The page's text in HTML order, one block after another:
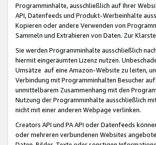
Programminhalte, ausschließlich auf Ihrer
API, Datenfeeds und Produkt-Werbeinhalte
Kopieren oder andere Verwenden von
Sammeln und Extrahieren von Daten. Zur
Sie werden Programminhalte ausschließlich
hiermit eingeräumten Lizenz nutzen.
Umsätze auf eine Amazon-Website zu leiten,
Verbindung mit Programminhalten Besucher
unmittelbarem Zusammenhang mit den
Nutzung der Programminhalte ausschließlich
nicht mit einer anderen Webpage verlinken.
Creators API und PA API oder Datenfeeds
oder mehreren verbundenen Websites